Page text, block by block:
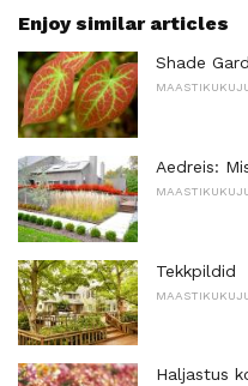
Enjoy similar articles
Shade
Aedreis:
Tekkpildid
Haljastus